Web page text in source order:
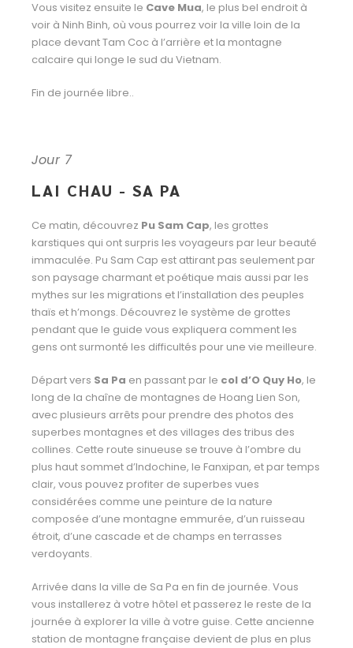
Vous visitez ensuite le Cave Mua, le plus bel endroit à
voir à Ninh Binh, où vous pourrez voir la ville loin de la
place devant Tam Coc à l’arrière et la montagne
calcaire qui longe le sud du Vietnam.
Fin de journée libre..
Jour 7
LAI CHAU - SA PA
Ce matin, découvrez Pu Sam Cap, les grottes
karstiques qui ont surpris les voyageurs par leur beauté
immaculée. Pu Sam Cap est attirant pas seulement par
son paysage charmant et poétique mais aussi par les
mythes sur les migrations et l’installation des peuples
thaïs et h’mongs. Découvrez le système de grottes
pendant que le guide vous expliquera comment les
gens ont surmonté les difficultés pour une vie meilleure.
Départ vers Sa Pa en passant par le col d’O Quy Ho, le
long de la chaîne de montagnes de Hoang Lien Son,
avec plusieurs arrêts pour prendre des photos des
superbes montagnes et des villages des tribus des
collines. Cette route sinueuse se trouve à l’ombre du
plus haut sommet d’Indochine, le Fanxipan, et par temps
clair, vous pouvez profiter de superbes vues
considérées comme une peinture de la nature
composée d’une montagne emmurée, d’un ruisseau
étroit, d’une cascade et de champs en terrasses
verdoyants.
Arrivée dans la ville de Sa Pa en fin de journée. Vous
vous installerez à votre hôtel et passerez le reste de la
journée à explorer la ville à votre guise. Cette ancienne
station de montagne française devient de plus en plus